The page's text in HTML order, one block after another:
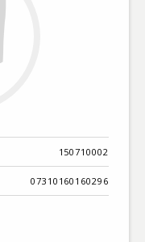
150710002
07310160160296